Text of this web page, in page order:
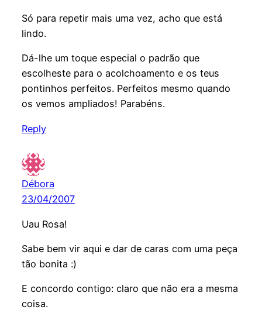
Só para repetir mais uma vez, acho que está
lindo.
Dá-lhe um toque especial o padrão que
escolheste para o acolchoamento e os teus
pontinhos perfeitos. Perfeitos mesmo quando
os vemos ampliados! Parabéns.
Reply
Débora
23/04/2007
Uau Rosa!
Sabe bem vir aqui e dar de caras com uma peça
tão bonita :)
E concordo contigo: claro que não era a mesma
coisa.